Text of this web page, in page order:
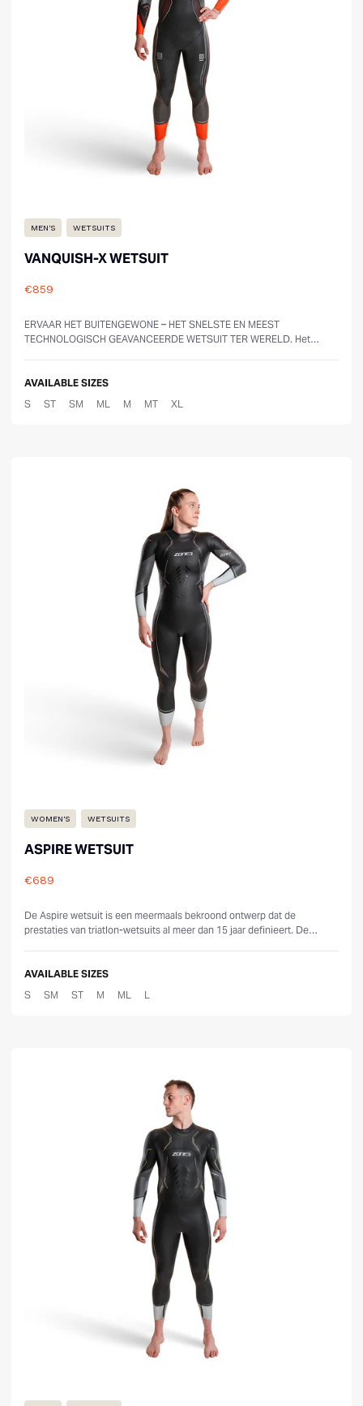
MEN'S WETSUITS
VANQUISH-X WETSUIT
€859
ERVAAR HET BUITENGEWONE – HET SNELSTE EN MEEST
TECHNOLOGISCH GEAVANCEERDE WETSUIT TER WERELD. Het
AVAILABLE SIZES
S
ST SM ML M MT XL
WOMEN'S WETSUITS
ASPIRE WETSUIT
€689
De Aspire wetsuit is een meermaals bekroond ontwerp dat de
prestaties van triatlon-wetsuits al meer dan 15 jaar definieert. De
AVAILABLE SIZES
S
SM ST M ML L